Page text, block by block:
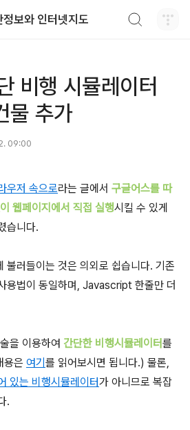
정보와 인터넷지도
비행 시뮬레이터
물 추가
09:00
우저 속으로라는 글에서 구글어스를 따
웹페이지에서 직접 실행시킬 수 있게
습니다.
불러들이는 것은 의외로 쉽습니다. 기존
용법이 동일하며, Javascript 한줄만 더
을 이용하여 간단한 비행시뮬레이터를
용은 여기를 읽어보시면 됩니다.) 물론,
있는 비행시뮬레이터가 아니므로 복잡
.